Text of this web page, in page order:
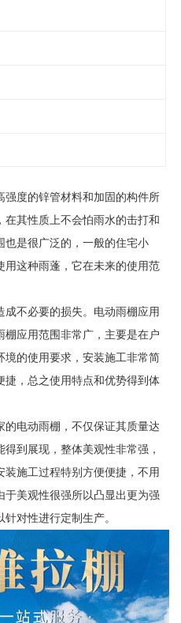
强度的锌管材料和加固的构件所
其性质上不会怕雨水的击打和
也是很广泛的，一般的住宅小
用这种雨蓬，它在未来的使用范
不必要的损失。电动雨棚应用
应用范围非常广，主要是在户
的使用要求，安装施工非常简
，总之使用特点和优势得到体
电动雨棚，不仅保证其质量达
到展现，整体美观性非常强，
施工过程特别方便便捷，不用
美观性很强所以凸显出更为强
对性进行定制生产。